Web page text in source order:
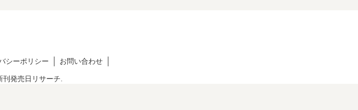
シーポリシー お問い合わせ
発売日リサーチ.